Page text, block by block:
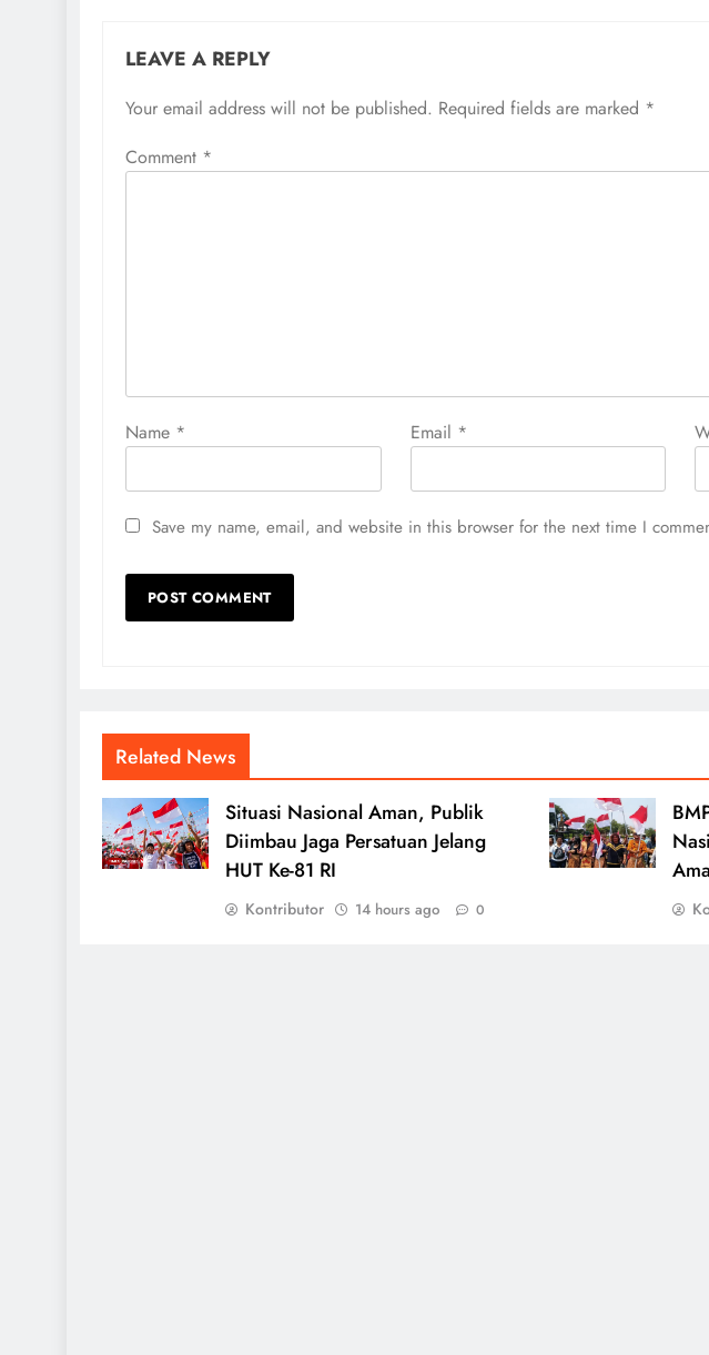
LEAVE A REPLY
Your email address will not be published. Required fields are marked *
Comment *
Name * Email *
Save my name, email, and website in this browser for the next time I
Related News
Situasi Nasional Aman, Publik
Diimbau Jaga Persatuan Jelang
HUT Ke-81 RI
Kontributor 14 hours ago 0